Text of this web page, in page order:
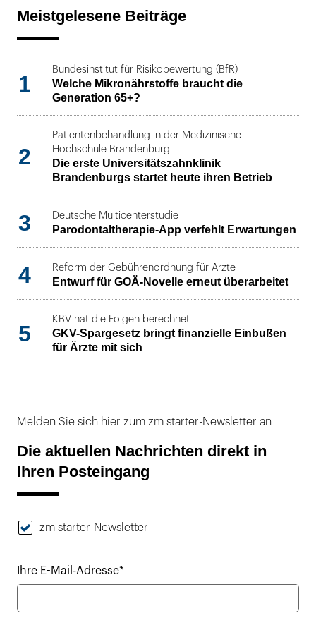
Meistgelesene Beiträge
1
Bundesinstitut für Risikobewertung (BfR)
Welche Mikronährstoffe braucht die
Generation 65+?
2
Patientenbehandlung in der Medizinische
Hochschule Brandenburg
Die erste Universitätszahnklinik
Brandenburgs startet heute ihren Betrieb
3 Deutsche Multicenterstudie
Parodontaltherapie-App verfehlt Erwartungen
4 Reform der Gebührenordnung für Ärzte
Entwurf für GOÄ-Novelle erneut überarbeitet
5
KBV hat die Folgen berechnet
GKV-Spargesetz bringt finanzielle Einbußen
für Ärzte mit sich
Melden Sie sich hier zum zm starter-Newsletter an
Die aktuellen Nachrichten direkt in
Ihren Posteingang
zm starter-Newsletter
Ihre E-Mail-Adresse*